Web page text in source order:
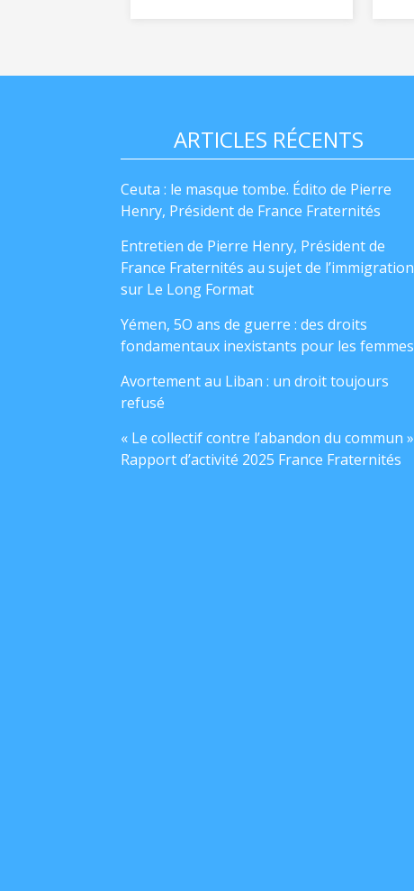
ARTICLES RÉCENTS
Ceuta : le masque tombe. Édito de Pierre
Henry, Président de France Fraternités
Entretien de Pierre Henry, Président de
France Fraternités au sujet de l’immigration
sur Le Long Format
Yémen, 5O ans de guerre : des droits
fondamentaux inexistants pour les femmes
Avortement au Liban : un droit toujours
refusé
« Le collectif contre l’abandon du commun »
Rapport d’activité 2025 France Fraternités